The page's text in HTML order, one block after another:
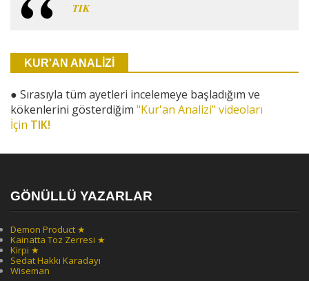
TIK
KUR'AN ANALİZİ
● Sırasıyla tüm ayetleri incelemeye başladığım ve
kökenlerini gösterdiğim "Kur'an Analizi" videoları
İçin TIK!
GÖNÜLLÜ YAZARLAR
Demon Product ★
Kainatta Toz Zerresi ★
Kirpi ★
Sedat Hakkı Karadayı
Wiseman